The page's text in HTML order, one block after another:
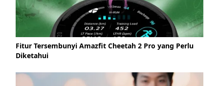
Fitur Tersembunyi Amazfit Cheetah 2 Pro yang Perlu
Diketahui